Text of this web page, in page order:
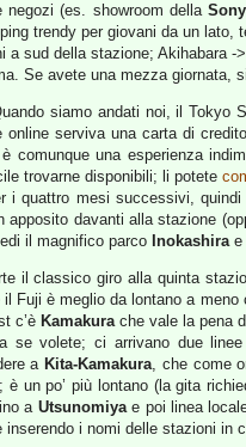
(es. showroom dellaSony
trendy per giovani da un lato,
sud della stazione; Akihabara
Se avete una mezza giornata,
siamo andati noi, il Tokyo
serviva una carta di
comunque una esperienza
trovarne disponibili; li potete
i quattro mesi successivi,
apposito davanti alla stazione
il magnifico parco Inokashirae
il classico giro alla quinta
Fuji è meglio da lontano a
c’è Kamakurache vale la pena
se volete; ci arrivano due
a Kita-Kamakura, che come
un po’ più lontano (la gita
a Utsunomiyae poi linea
i nomi delle stazioni in